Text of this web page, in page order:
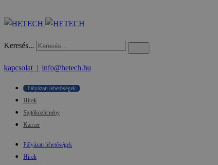
Keresés...
kapcsolat | info@hetech.hu
Pályázati lehetőségek
Hírek
Sajtóközlemény
Karrier
Pályázati lehetőségek
Hírek